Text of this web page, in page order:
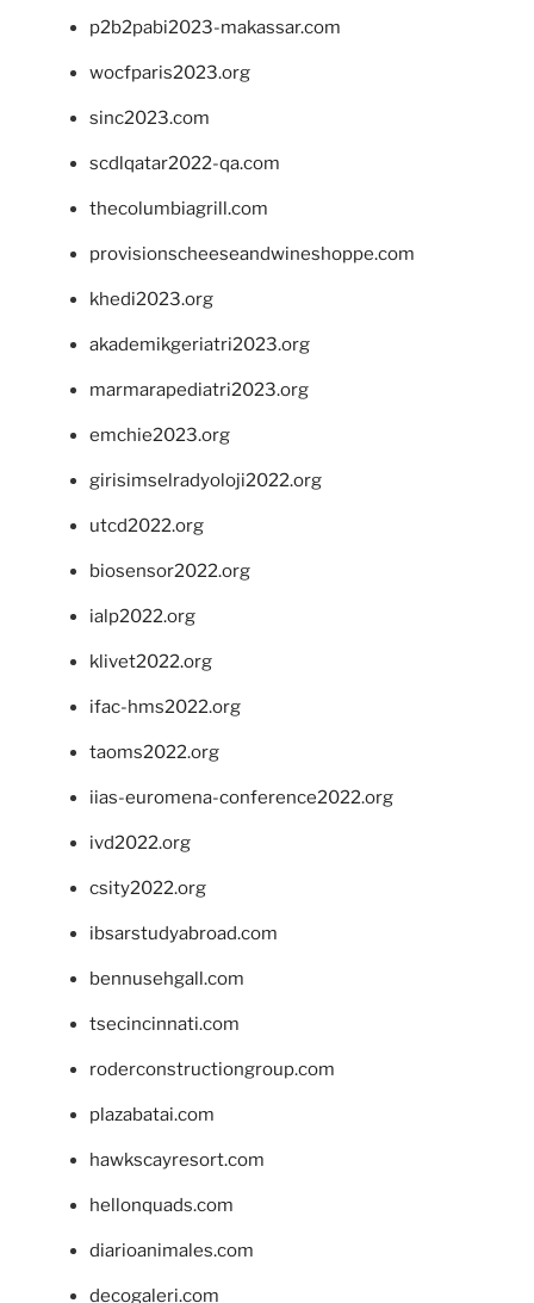
p2b2pabi2023-makassar.com
wocfparis2023.org
sinc2023.com
scdlqatar2022-qa.com
thecolumbiagrill.com
provisionscheeseandwineshoppe.com
khedi2023.org
akademikgeriatri2023.org
marmarapediatri2023.org
emchie2023.org
girisimselradyoloji2022.org
utcd2022.org
biosensor2022.org
ialp2022.org
klivet2022.org
ifac-hms2022.org
taoms2022.org
iias-euromena-conference2022.org
ivd2022.org
csity2022.org
ibsarstudyabroad.com
bennusehgall.com
tsecincinnati.com
roderconstructiongroup.com
plazabatai.com
hawkscayresort.com
hellonquads.com
diarioanimales.com
decogaleri.com